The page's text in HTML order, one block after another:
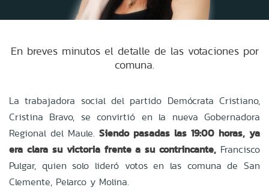
En breves minutos el detalle de las votaciones por
comuna.
La trabajadora social del partido Demócrata Cristiano,
Cristina Bravo, se convirtió en la nueva Gobernadora
Regional del Maule. Siendo pasadas las 19:00 horas, ya
era clara su victoria frente a su contrincante, Francisco
Pulgar, quien solo lideró votos en las comuna de San
Clemente, Pelarco y Molina.